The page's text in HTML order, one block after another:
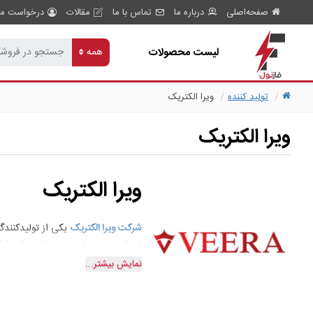
صفحه‌اصلی درباره ما تماس با ما مقالات درخواست
لیست محصولات همه
تولید کننده ویرا الکتریک
ویرا الکتریک
ویرا الکتریک
شرکت ویرا الکتریک یکی از
استاندارد ملی ایران می باشند که
شرکت ویرا الکتریک در سال 1399 به‌عنوان برترین برند صنعت ساختمان ایران و در سال 1398 به‌عنوان برند برتر در طراحی و تنوع و کیفیت در صنعت ساختمان ایران انتخاب گردیده است.
نمایش بیشتر...